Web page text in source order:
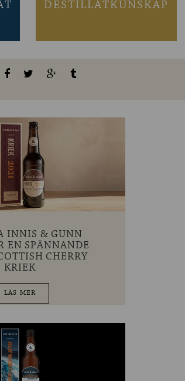
DESTILLATKUNSKAP
INNIS & GUNN
EN SPÄNNANDE
CHERRY
KRIEK
LÄS MER